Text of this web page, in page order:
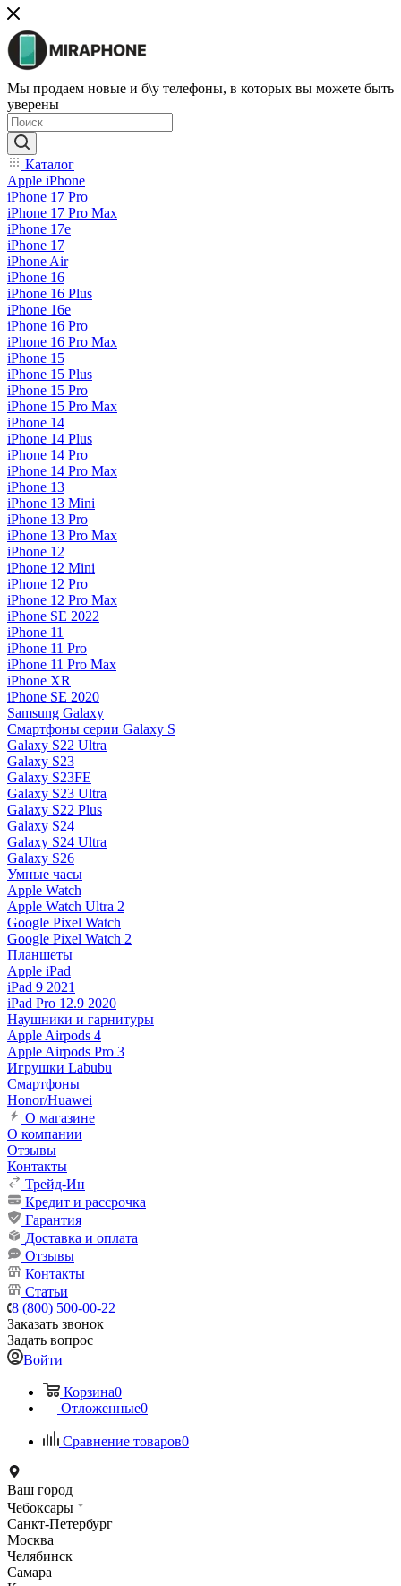
Мы продаем новые и б\у телефоны, в которых вы можете быть
уверены
Каталог
Apple iPhone
iPhone 17 Pro
iPhone 17 Pro Max
iPhone 17e
iPhone 17
iPhone Air
iPhone 16
iPhone 16 Plus
iPhone 16e
iPhone 16 Pro
iPhone 16 Pro Max
iPhone 15
iPhone 15 Plus
iPhone 15 Pro
iPhone 15 Pro Max
iPhone 14
iPhone 14 Plus
iPhone 14 Pro
iPhone 14 Pro Max
iPhone 13
iPhone 13 Mini
iPhone 13 Pro
iPhone 13 Pro Max
iPhone 12
iPhone 12 Mini
iPhone 12 Pro
iPhone 12 Pro Max
iPhone SE 2022
iPhone 11
iPhone 11 Pro
iPhone 11 Pro Max
iPhone XR
iPhone SE 2020
Samsung Galaxy
Смартфоны серии Galaxy S
Galaxy S22 Ultra
Galaxy S23
Galaxy S23FE
Galaxy S23 Ultra
Galaxy S22 Plus
Galaxy S24
Galaxy S24 Ultra
Galaxy S26
Умные часы
Apple Watch
Apple Watch Ultra 2
Google Pixel Watch
Google Pixel Watch 2
Планшеты
Apple iPad
iPad 9 2021
iPad Pro 12.9 2020
Наушники и гарнитуры
Apple Airpods 4
Apple Airpods Pro 3
Игрушки Labubu
Смартфоны
Honor/Huawei
О магазине
О компании
Отзывы
Контакты
Трейд-Ин
Кредит и рассрочка
Гарантия
Доставка и оплата
Отзывы
Контакты
Статьи
8 (800) 500-00-22
Заказать звонок
Задать вопрос
Войти
Корзина0
Отложенные0
Сравнение товаров0
Ваш город
Чебоксары
Санкт-Петербург
Москва
Челябинск
Самара